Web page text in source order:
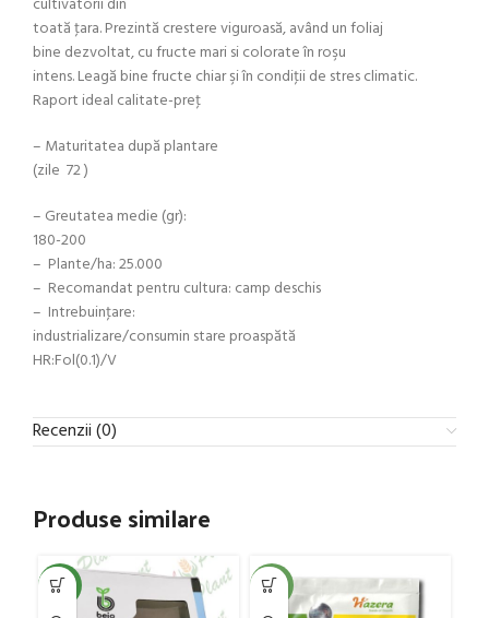
toată ţara. Prezintă crestere viguroasă, având un foliaj
bine dezvoltat, cu fructe mari si colorate în roşu
intens. Leagă bine fructe chiar şi în condiţii de stres climatic.
Raport ideal calitate-preţ
– Maturitatea după plantare
(zile 72 )
– Greutatea medie (gr):
180-200
– Plante/ha: 25.000
– Recomandat pentru cultura: camp deschis
– Intrebuinţare:
industrializare/consumin stare proaspătă
HR:Fol(0.1)/V
Recenzii (0)
Produse similare
NEW -5%